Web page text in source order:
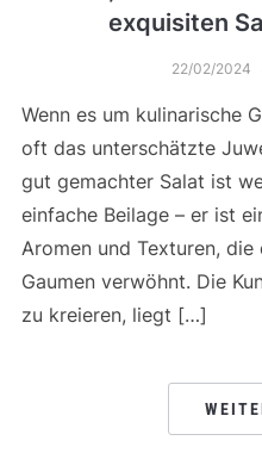
exquisiten
22/02/2024
Wenn es um kulinarische
oft das unterschätzte
gut gemachter Salat ist
einfache Beilage – er ist
Aromen und Texturen,
Gaumen verwöhnt. Die
zu kreieren, liegt […]